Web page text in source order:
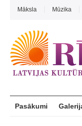
Māksla Mūzika
Pasākumi